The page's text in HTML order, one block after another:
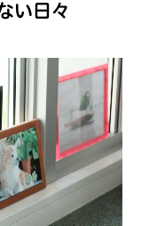
い日々